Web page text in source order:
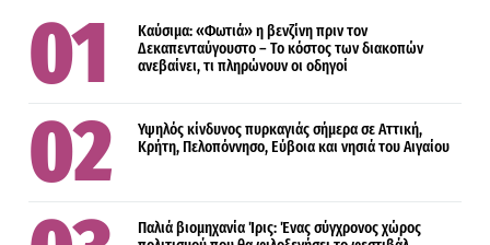
Καύσιμα: «Φωτιά» η βενζίνη πριν τον
Δεκαπενταύγουστο – Το κόστος των διακοπών
ανεβαίνει, τι πληρώνουν οι οδηγοί
Υψηλός κίνδυνος πυρκαγιάς σήμερα σε Αττική,
Κρήτη, Πελοπόννησο, Εύβοια και νησιά του Αιγαίου
Παλιά βιομηχανία Ίρις: Ένας σύγχρονος χώρος